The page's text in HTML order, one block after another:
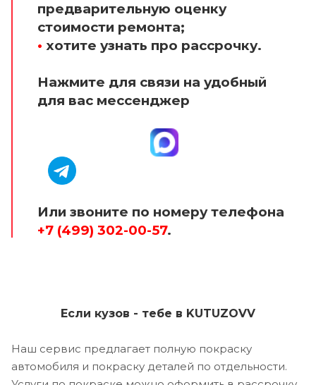
предварительную оценку
стоимости ремонта;
• хотите узнать про рассрочку.
Нажмите для связи на удобный
для вас мессенджер
Или звоните по номеру телефона
+7 (499) 302-00-57.
Если кузов - тебе в KUTUZOVV
Наш сервис предлагает полную покраску
автомобиля и покраску деталей по отдельности.